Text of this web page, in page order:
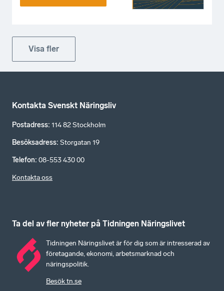
Visa fler
Kontakta Svenskt Näringsliv
Postadress: 114 82 Stockholm
Besöksadress: Storgatan 19
Telefon: 08-553 430 00
Kontakta oss
Ta del av fler nyheter på Tidningen Näringslivet
Tidningen Näringslivet är för dig som är intresserad av
företagande, ekonomi, arbetsmarknad och
näringspolitik.
Besök tn.se